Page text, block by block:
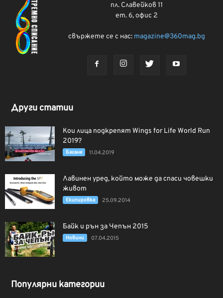
пл. Славейков 11
ет. 6, офис 2
свържете се с нас: magazine@360mag.bg
Други статии
Кои лица подкрепят Wings for Life World Run
2019?
Бягане 11.04.2019
Лавинен уред, който може да спаси човешки
живот
Екипировка 25.09.2014
Байк и рън за Чепън 2015
Новини 07.04.2015
Популярни категории